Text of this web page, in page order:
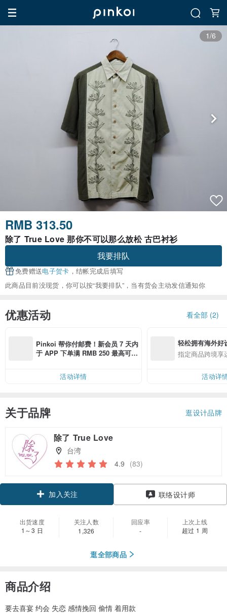
1/6
RMB 313.50
除了 True Love 那你不可以那么放松 古巴衬衫
我要排队
免费赠送电子贺卡 ，结帐完成后填写
此商品目前没现货，你可以按“我要排队”，当有货会主动发信通知你
优惠活动 看全部 (2)
Pinkoi 帮你付邮费！新会员 7 天内
于 APP 下单满 RMB 250 最高可折
活动详情
轻松拥有海外好
指定商品跨境享
活动详
关于品牌 逛设计品牌
除了 True Love
台湾
4.9 (83)
加入关注 联络设计师
出货速度
1～3 日
关注人数
1,326
回应率
-
上次上线
超过 1 周
逛全部商品
商品介绍
要去喜宴 约会 失恋 感情挽回 偷情 着用款